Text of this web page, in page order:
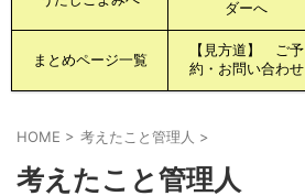
ダーへ
まとめページ一覧
【見方道】 ご予
約・お問い合わせ
HOME > 考えたこと管理人 >
考えたこと管理人